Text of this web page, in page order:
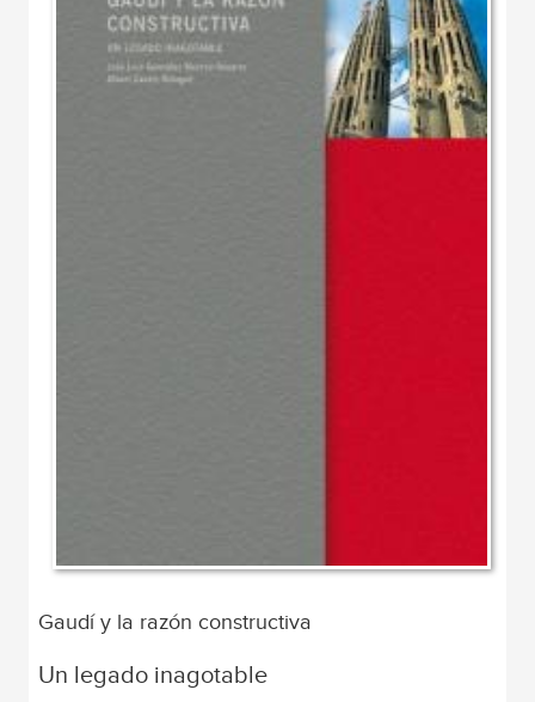
Gaudí y la razón constructiva
Un legado inagotable